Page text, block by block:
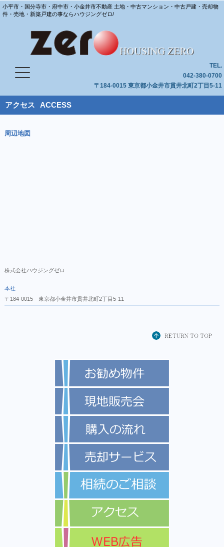
小平市・国分寺市・府中市・小金井市不動産 土地・中古マンション・中古戸建・売却物
件・売地・新築戸建の事ならハウジングゼロ/
TEL.
042-380-0700
〒184-0015 東京都小金井市貫井北町2丁目5-11
アクセス ACCESS
周辺地図
株式会社ハウジングゼロ
本社
〒184-0015 東京都小金井市貫井北町2丁目5-11